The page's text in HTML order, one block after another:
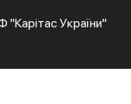
України"